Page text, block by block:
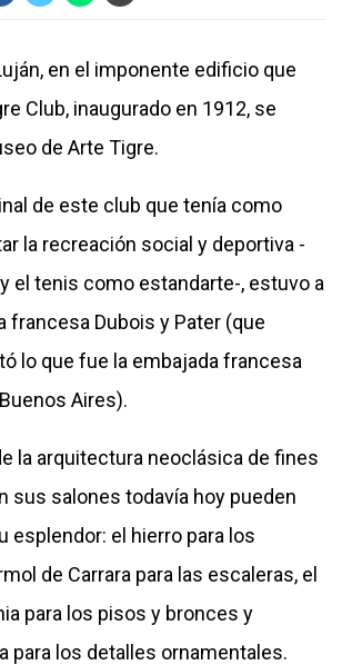
en el imponente edificio que
Club, inaugurado en 1912, se
de Arte Tigre.
de este club que tenía como
la recreación social y deportiva -
el tenis como estandarte-, estuvo a
francesa Dubois y Pater (que
lo que fue la embajada francesa
Aires).
la arquitectura neoclásica de fines
sus salones todavía hoy pueden
esplendor: el hierro para los
de Carrara para las escaleras, el
para los pisos y bronces y
para los detalles ornamentales.